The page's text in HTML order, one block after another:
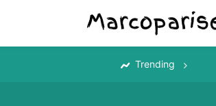
Trending